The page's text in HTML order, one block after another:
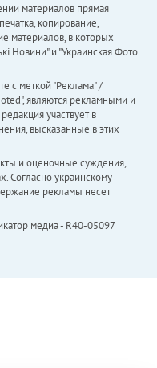
материалов прямая
копирование,
материалов, в которых
Новини" и "Украинская Фото
с меткой "Реклама" /
являются рекламными и
участвует в
высказанные в этих
и оценочные суждения,
Согласно украинскому
рекламы несет
медиа - R40-05097